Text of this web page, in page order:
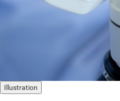
Illustration